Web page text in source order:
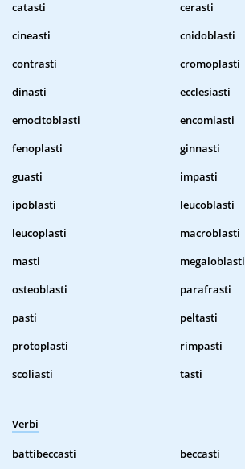
catasti
cerasti
cineasti
cnidoblasti
contrasti
cromoplasti
dinasti
ecclesiasti
emocitoblasti
encomiasti
fenoplasti
ginnasti
guasti
impasti
ipoblasti
leucoblasti
leucoplasti
macroblasti
masti
megaloblasti
osteoblasti
parafrasti
pasti
peltasti
protoplasti
rimpasti
scoliasti
tasti
Verbi
battibeccasti
beccasti